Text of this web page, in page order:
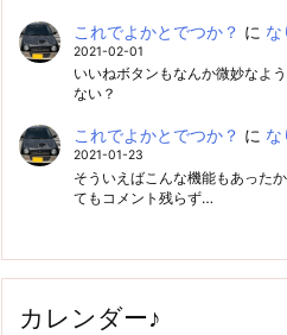
これでよかとでつか？ に な
2021-02-01
いいねボタンもなんか微妙なよ
ない？
これでよかとでつか？ に な
2021-01-23
そういえばこんな機能もあった
てもコメント残らず…
カレンダー♪